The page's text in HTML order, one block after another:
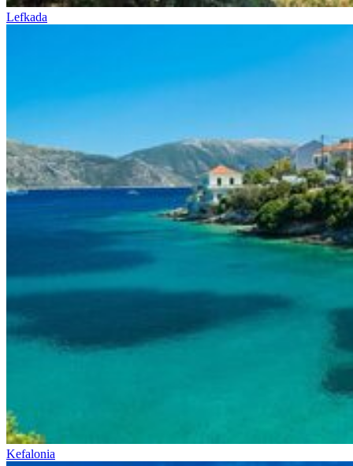
Lefkada
Kefalonia